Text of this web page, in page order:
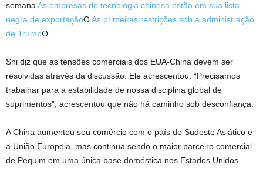
semanaAs empresas de tecnologia chinesa estão em sua lista
negra de exportaçãoOAs primeiras restrições sob a administração
de TrumpO
Shi diz que as tensões comerciais dos EUA-China devem ser
resolvidas através da discussão. Ele acrescentou: “Precisamos
trabalhar para a estabilidade de nossa disciplina global de
suprimentos”, acrescentou que não há caminho sob desconfiança.
A China aumentou seu comércio com o país do Sudeste Asiático e
a União Europeia, mas continua sendo o maior parceiro comercial
de Pequim em uma única base doméstica nos Estados Unidos.